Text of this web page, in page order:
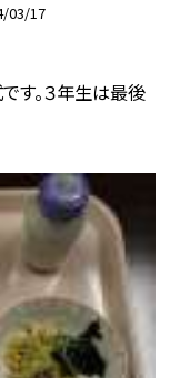
03/17
す。３年生は最後